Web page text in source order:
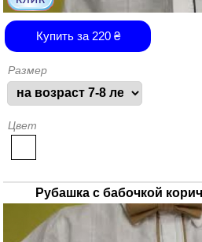
Купить за 220₴
Размер
Цвет
Рубашка с бабочкой